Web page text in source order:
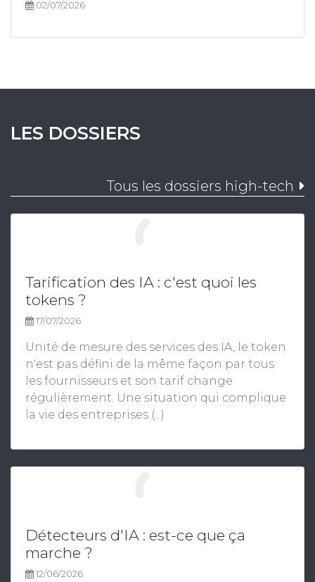
02/07/2026
LES DOSSIERS
Tous les dossiers high-tech
Tarification des IA : c'est quoi les
tokens ?
17/07/2026
Unité de mesure des services des IA, le token
n'est pas défini de la même façon par tous
les fournisseurs et son tarif change
régulièrement. Une situation qui complique
la vie des entreprises (...)
Détecteurs d'IA : est-ce que ça
marche ?
12/06/2026